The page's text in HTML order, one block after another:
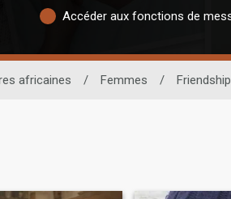
Accéder aux fonctions de
africaines / Femmes / Friendship